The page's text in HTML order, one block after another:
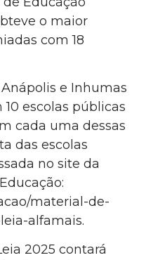
o maior
com 18
e Inhumas
escolas públicas
cada uma dessas
das escolas
no site da
material-de-
alfamais.
2025 contará